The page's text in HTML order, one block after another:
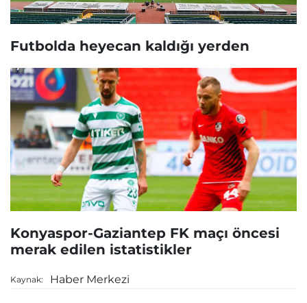
Futbolda heyecan kaldığı yerden
Konyaspor-Gaziantep FK maçı öncesi
merak edilen istatistikler
Kaynak: Haber Merkezi